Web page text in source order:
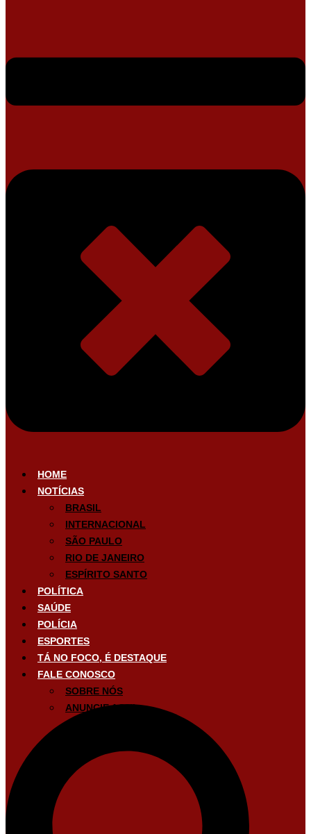
HOME
NOTÍCIAS
BRASIL
INTERNACIONAL
SÃO PAULO
RIO DE JANEIRO
ESPÍRITO SANTO
POLÍTICA
SAÚDE
POLÍCIA
ESPORTES
TÁ NO FOCO, É DESTAQUE
FALE CONOSCO
SOBRE NÓS
ANUNCIE AQUI